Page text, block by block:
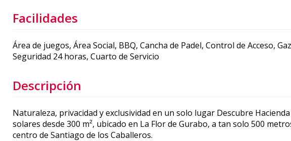
Facilidades
Área de juegos, Área Social, BBQ, Cancha de Padel, Control de Acceso,
Seguridad 24 horas, Cuarto de Servicio
Descripción
Naturaleza, privacidad y exclusividad en un solo lugar Descubre
solares desde 300 m², ubicado en La Flor de Gurabo, a tan solo 500
centro de Santiago de los Caballeros.